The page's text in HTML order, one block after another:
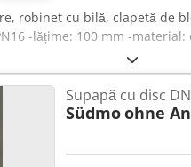
robinet cu bilă, clapetă de
-lățime: 100 mm -
Supapă cu disc
Südmoohne